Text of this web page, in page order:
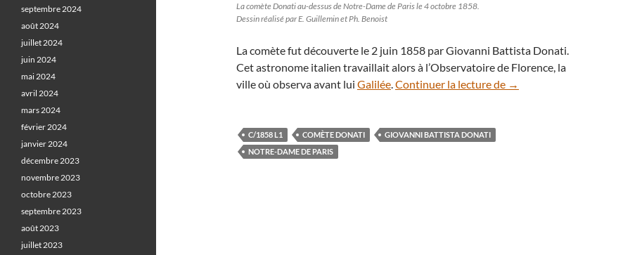
La comète Donati au-dessus de Notre-Dame de Paris le 4 octobre 1858.
Dessin réalisé par E. Guillemin et Ph. Benoist
La comète fut découverte le 2 juin 1858 par Giovanni Battista Donati.
Cet astronome italien travaillait alors à l’Observatoire de Florence, la
ville où observa avant lui Galilée.Continuer la lecture de 1858 : la comète Donati
→
C/1858 L1 COMÈTE DONATI
GIOVANNI BATTISTA DONATI
NOTRE-DAME DE PARIS
septembre 2024
août 2024
juillet 2024
juin 2024
mai 2024
avril 2024
mars 2024
février 2024
janvier 2024
décembre 2023
novembre 2023
octobre 2023
septembre 2023
août 2023
juillet 2023